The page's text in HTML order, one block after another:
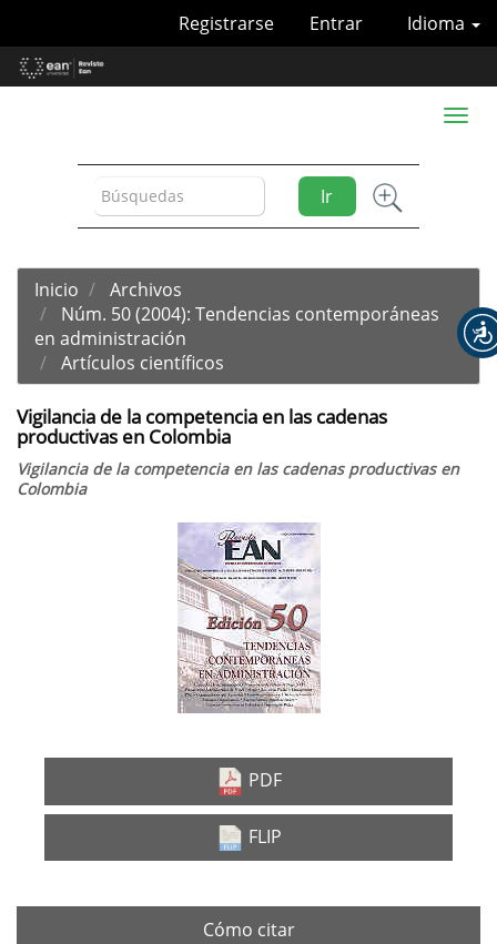
Contenido
principal
Idioma
Registrarse Entrar
Ir
Toggle
Inicio
Archivos
Núm. 50 (2004): Tendencias contemporáneas
en administración
Artículos científicos
Vigilancia de la competencia en las cadenas
productivas en Colombia
Vigilancia de la competencia en las cadenas productivas en
Colombia
PDF
FLIP
Cómo citar